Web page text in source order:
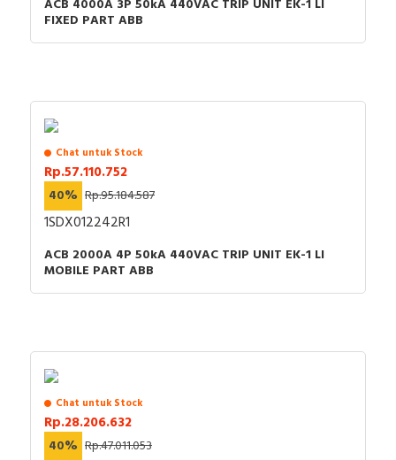
ACB 4000A 3P 50kA 440VAC TRIP UNIT EK-1 LI
FIXED PART ABB
Chat untuk Stock
Rp.57.110.752
40% Rp.95.184.587
1SDX012242R1
ACB 2000A 4P 50kA 440VAC TRIP UNIT EK-1 LI
MOBILE PART ABB
Chat untuk Stock
Rp.28.206.632
40% Rp.47.011.053